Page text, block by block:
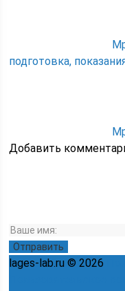
подготовка,
Добавить
lages-lab.ru © 2026